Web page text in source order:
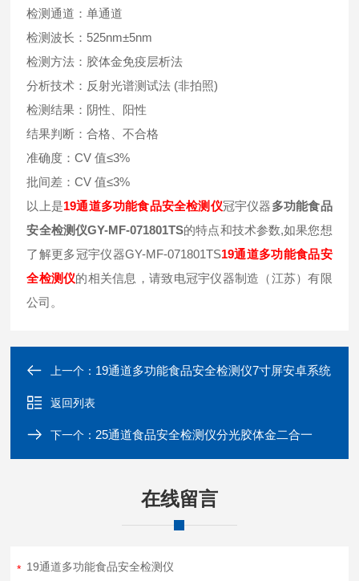
检测通道：单通道
检测波长：525nm±5nm
检测方法：胶体金免疫层析法
分析技术：反射光谱测试法 (非拍照)
检测结果：阴性、阳性
结果判断：合格、不合格
准确度：CV 值≤3%
批间差：CV 值≤3%
以上是19通道多功能食品安全检测仪冠宇仪器多功能食品
安全检测仪GY-MF-071801TS的特点和技术参数,如果您想
了解更多冠宇仪器GY-MF-071801TS19通道多功能食品安
全检测仪的相关信息，请致电冠宇仪器制造（江苏）有限
公司。
上一个： 19通道多功能食品安全检测仪7寸屏安卓系统
返回列表
下一个： 25通道食品安全检测仪分光胶体金二合一
在线留言